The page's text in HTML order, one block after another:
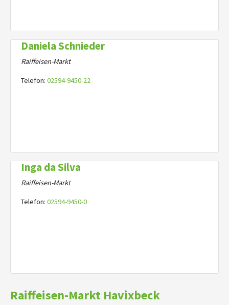
Daniela Schnieder
Raiffeisen-Markt
Telefon: 02594-9450-22
Inga da Silva
Raiffeisen-Markt
Telefon: 02594-9450-0
Raiffeisen-Markt Havixbeck